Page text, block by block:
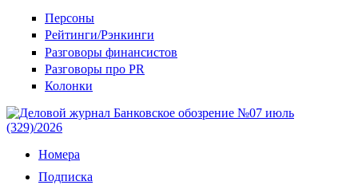
Персоны
Рейтинги/Рэнкинги
Разговоры финансистов
Разговоры про PR
Колонки
Номера
Подписка